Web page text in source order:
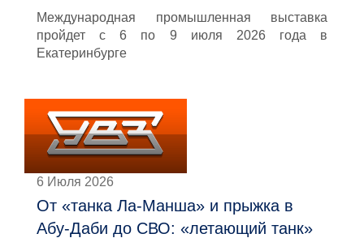
Международная промышленная выставка
пройдет с 6 по 9 июля 2026 года в
Екатеринбурге
6 Июля 2026
От «танка Ла-Манша» и прыжка в
Абу-Даби до СВО: «летающий танк»